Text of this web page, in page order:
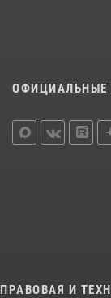
ОФИЦИАЛЬНЫЕ
ПРАВОВАЯ И